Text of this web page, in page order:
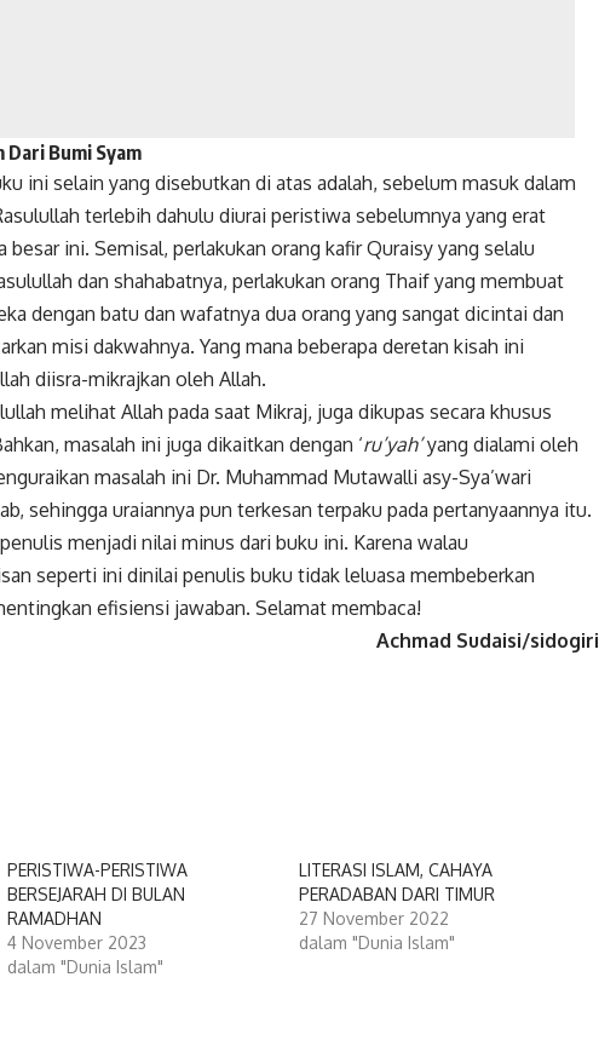
Bumi Syam
ini selain yang disebutkan di atas adalah, sebelum masuk dalam
terlebih dahulu diurai peristiwa sebelumnya yang erat
ini. Semisal, perlakukan orang kafir Quraisy yang selalu
dan shahabatnya, perlakukan orang Thaif yang membuat
dengan batu dan wafatnya dua orang yang sangat dicintai dan
misi dakwahnya. Yang mana beberapa deretan kisah ini
diisra-mikrajkan oleh Allah.
melihat Allah pada saat Mikraj, juga dikupas secara khusus
masalah ini juga dikaitkan dengan ‘ru’yah’yang dialami oleh
masalah ini Dr. Muhammad Mutawalli asy-Sya’wari
sehingga uraiannya pun terkesan terpaku pada pertanyaannya itu.
menjadi nilai minus dari buku ini. Karena walau
seperti ini dinilai penulis buku tidak leluasa membeberkan
efisiensi jawaban. Selamat membaca!
Achmad Sudaisi/sidogiri
PERISTIWA-PERISTIWA
BERSEJARAH DI BULAN
RAMADHAN
4 November 2023
dalam "Dunia Islam"
LITERASI ISLAM, CAHAYA
PERADABAN DARI TIMUR
27 November 2022
dalam "Dunia Islam"